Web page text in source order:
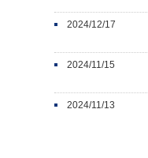
2024/12/17
2024/11/15
2024/11/13